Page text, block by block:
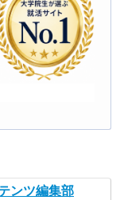
ンツ編集部